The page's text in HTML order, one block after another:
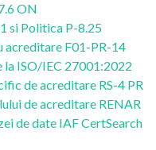
ON
si Politica P-8.25
acreditare F01-PR-14
ISO/IEC 27001:2022
de acreditare RS-4 PR
de acreditare RENAR
de date IAF CertSearch